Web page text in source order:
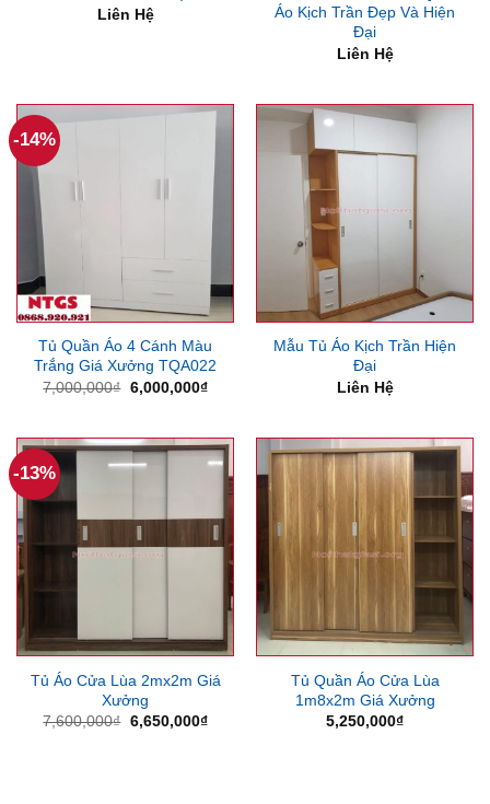
Liên Hệ
Áo Kịch Trần Đẹp Và Hiện
Đại
Liên Hệ
-14%
Tủ Quần Áo 4 Cánh Màu
Trắng Giá Xưởng TQA022
7,000,000₫ Giá
6,000,000₫Giá
6,000,000₫.
Mẫu Tủ Áo Kịch Trần Hiện
Đại
Liên Hệ
-13%
Tủ Áo Cửa Lùa 2mx2m Giá
Xưởng
7,600,000₫ Giá
6,650,000₫Giá
Tủ Quần Áo Cửa Lùa
1m8x2m Giá Xưởng
5,250,000₫